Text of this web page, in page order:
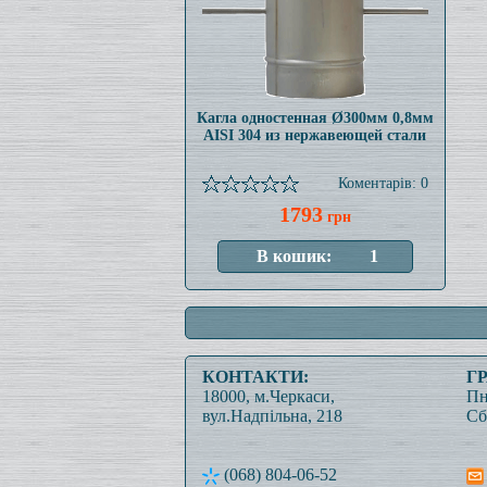
Кагла одностенная Ø300мм 0,8мм
AISI 304 из нержавеющей стали
Коментарів: 0
1793грн
КОНТАКТИ:
18000, м.Черкаси,
вул.Надпільна, 218
(068) 804-06-52